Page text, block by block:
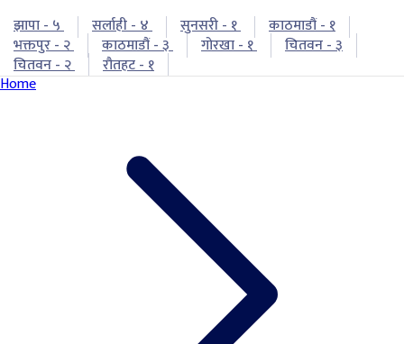
झापा - ५ सर्लाही - ४ सुनसरी - १
काठमाडौं - १
भक्तपुर - २
काठमाडौं - ३ गोरखा - १
चितवन - ३
चितवन - २
रौतहट - १
Home